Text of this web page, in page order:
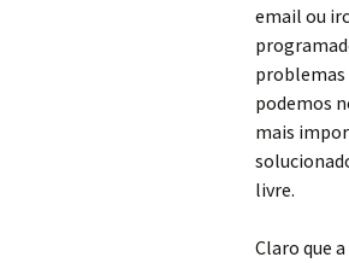
email ou
problemas
podemos
mais
livre.
Claro que